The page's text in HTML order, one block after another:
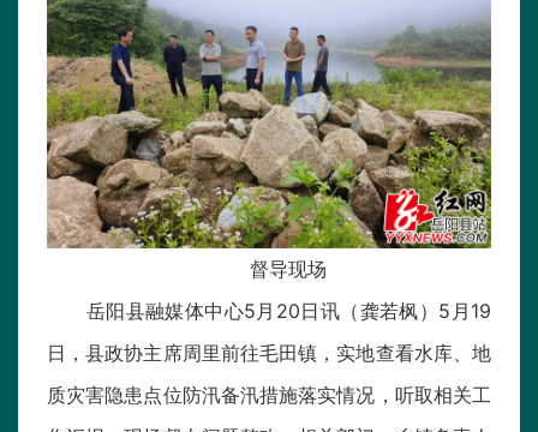
督导现场
岳阳县融媒体中心5月20日讯（龚若枫）5月19
日，县政协主席周里前往毛田镇，实地查看水库、地
质灾害隐患点位防汛备汛措施落实情况，听取相关工